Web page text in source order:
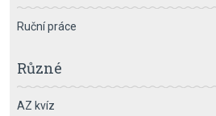
Ruční práce
Různé
AZ kvíz